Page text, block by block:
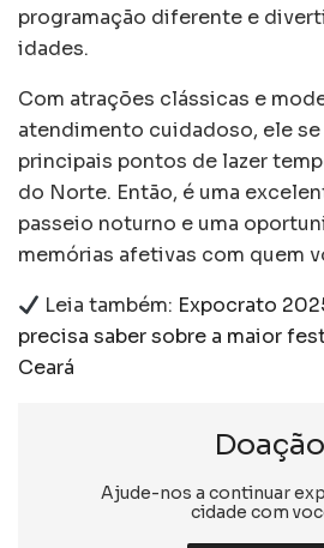
programação diferente e
idades.
Com atrações clássicas e
atendimento cuidadoso, ele
principais pontos de lazer
do Norte. Então, é uma
passeio noturno e uma
memórias afetivas com quem
Leia também: Expocrato
precisa saber sobre a maior
Ceará
Doação
Ajude-nos a continuar
cidade com